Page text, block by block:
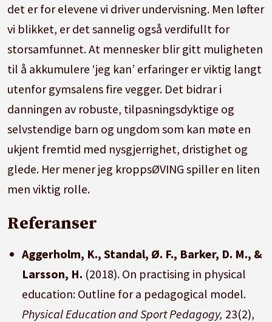
det er for elevene vi driver undervisning. Men løfter
vi blikket, er det sannelig også verdifullt for
storsamfunnet. At mennesker blir gitt muligheten
til å akkumulere ‘jeg kan’ erfaringer er viktig langt
utenfor gymsalens fire vegger. Det bidrar i
danningen av robuste, tilpasningsdyktige og
selvstendige barn og ungdom som kan møte en
ukjent fremtid med nysgjerrighet, dristighet og
glede. Her mener jeg kroppsØVING spiller en liten
men viktig rolle.
Referanser
Aggerholm, K., Standal, Ø. F., Barker, D. M., &
Larsson, H. (2018). On practising in physical
education: Outline for a pedagogical model.
Physical Education and Sport Pedagogy, 23(2),